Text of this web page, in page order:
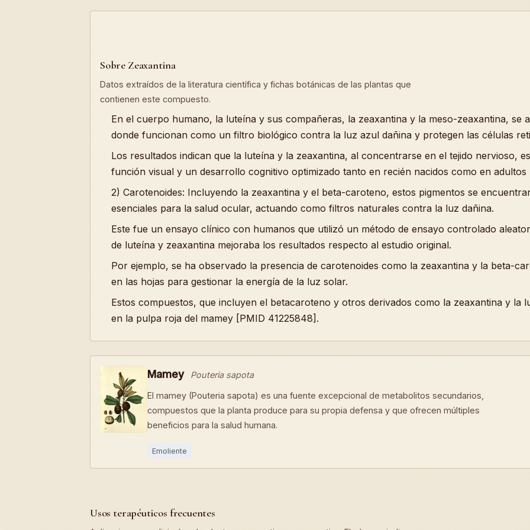
Sobre Zeaxantina
Datos extraídos de la literatura científica y fichas botánicas de las plantas que
contienen este compuesto.
En el cuerpo humano, la luteína y sus compañeras, la zeaxantina y la meso-zeaxantina, se
donde funcionan como un filtro biológico contra la luz azul dañina y protegen las células
Los resultados indican que la luteína y la zeaxantina, al concentrarse en el tejido nervioso,
función visual y un desarrollo cognitivo optimizado tanto en recién nacidos como en adultos
2) Carotenoides: Incluyendo la zeaxantina y el beta-caroteno, estos pigmentos se
esenciales para la salud ocular, actuando como filtros naturales contra la luz dañina.
Este fue un ensayo clínico con humanos que utilizó un método de ensayo controlado
de luteína y zeaxantina mejoraba los resultados respecto al estudio original.
Por ejemplo, se ha observado la presencia de carotenoides como la zeaxantina y la beta-
en las hojas para gestionar la energía de la luz solar.
Estos compuestos, que incluyen el betacaroteno y otros derivados como la zeaxantina y la
en la pulpa roja del mamey [PMID 41225848].
Mamey Pouteria sapota
El mamey (Pouteria sapota) es una fuente excepcional de metabolitos secundarios,
compuestos que la planta produce para su propia defensa y que ofrecen múltiples
beneficios para la salud humana.
Emoliente
Usos terapéuticos frecuentes